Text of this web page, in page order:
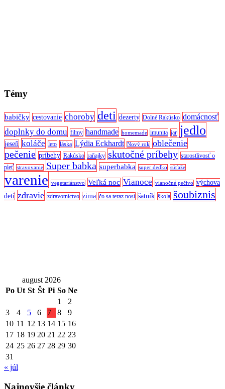
Témy
babičky cestovanie choroby deti dezerty Dolné Rakúsko domácnosť
doplnky do domu filmy handmade homemade imunita jar jedlo
jeseň koláče leto láska Lýdia Eckhardt Nový rok oblečenie
pečenie príbehy Rakúsko raňajky skutočné príbehy starostlivosť o
pleť stravovanie Super babka superbabka super dedko súťaže
varenie vegetariánstvo Veľká noc Vianoce vianočné pečivo
výchova
detí zdravie zdravotníctvo zima čo sa teraz nosí šatník škola šoubiznis
august 2026
Po Ut St Št Pi So Ne
1
2
3
4 5 6 7 8
9
10 11 12 13 14 15 16
17 18 19 20 21 22 23
24 25 26 27 28 29 30
31
« júl
Najnovšie články